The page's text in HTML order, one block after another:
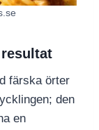
färska örter
den
en